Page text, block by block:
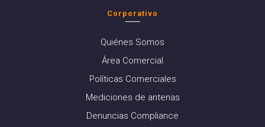
Corporativo
Quiénes Somos
Área Comercial
Políticas Comerciales
Mediciones de antenas
Denuncias Compliance